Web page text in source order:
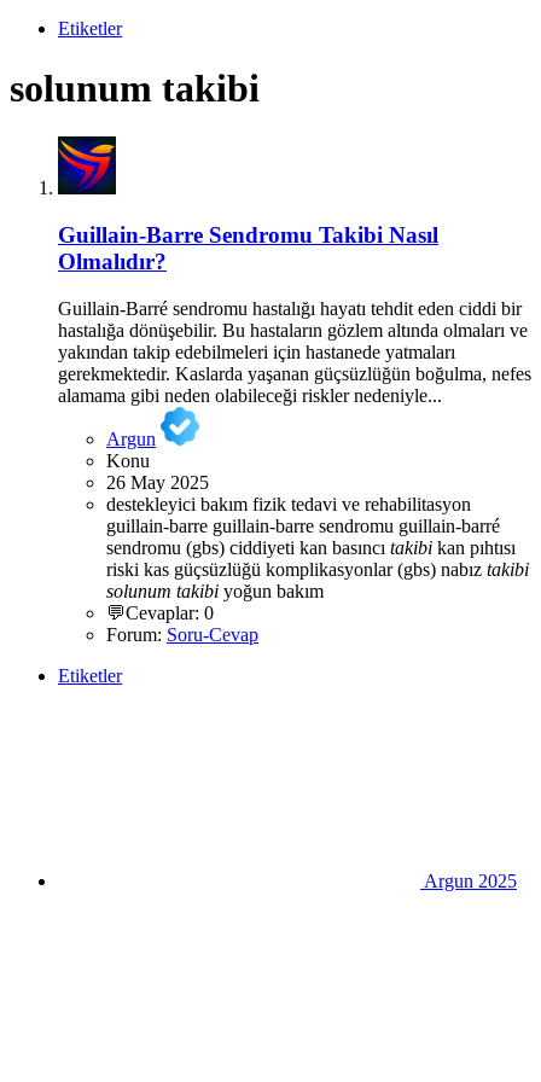
Etiketler
solunum takibi
Guillain-Barre Sendromu Takibi Nasıl
Olmalıdır?
Guillain-Barré sendromu hastalığı hayatı tehdit eden ciddi bir
hastalığa dönüşebilir. Bu hastaların gözlem altında olmaları ve
yakından takip edebilmeleri için hastanede yatmaları
gerekmektedir. Kaslarda yaşanan güçsüzlüğün boğulma, nefes
alamama gibi neden olabileceği riskler nedeniyle...
Argun
Konu
26 May 2025
destekleyici bakım fizik tedavi ve rehabilitasyon
guillain-barre guillain-barre sendromu guillain-barré
sendromu (gbs) ciddiyeti kan basıncı takibi kan pıhtısı
riski kas güçsüzlüğü komplikasyonlar (gbs) nabız takibi
solunum takibi yoğun bakım
💬Cevaplar: 0
Forum: Soru-Cevap
Etiketler
Argun 2025